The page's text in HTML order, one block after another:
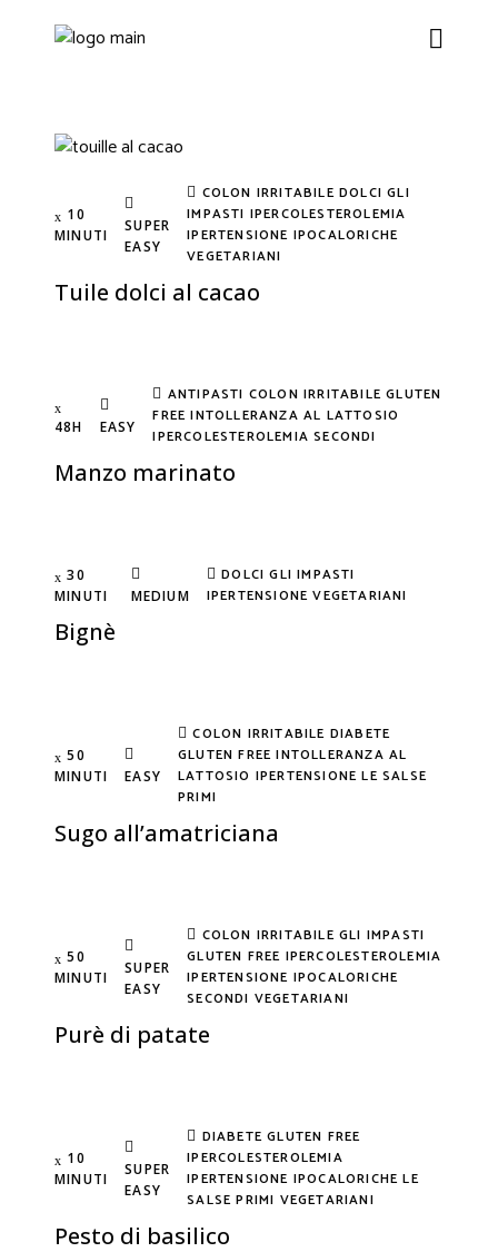
10
MINUTI
SUPER
EASY
COLON IRRITABILEDOLCIGLI
IMPASTI IPERCOLESTEROLEMIA
IPERTENSIONE IPOCALORICHE
VEGETARIANI
Tuile dolci al cacao
48H EASY
ANTIPASTI COLON IRRITABILEGLUTEN
FREEINTOLLERANZA AL LATTOSIO
IPERCOLESTEROLEMIASECONDI
Manzo marinato
30
MINUTI
MEDIUM
DOLCIGLI IMPASTI
IPERTENSIONEVEGETARIANI
Bignè
50
MINUTI
EASY
COLON IRRITABILE DIABETE
GLUTEN FREEINTOLLERANZA AL
LATTOSIO IPERTENSIONELE SALSE
PRIMI
Sugo all’amatriciana
50
MINUTI
SUPER
EASY
COLON IRRITABILEGLI IMPASTI
GLUTEN FREE IPERCOLESTEROLEMIA
IPERTENSIONE IPOCALORICHE
SECONDI VEGETARIANI
Purè di patate
10
MINUTI
SUPER
EASY
DIABETEGLUTEN FREE
IPERCOLESTEROLEMIA
IPERTENSIONE IPOCALORICHELE
SALSEPRIMI VEGETARIANI
Pesto di basilico